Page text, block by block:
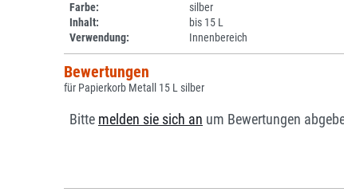
Farbe: silber
Inhalt:
bis 15 L
Verwendung:
Innenbereich
Bewertungen
für Papierkorb Metall 15 L silber
Bitte melden sie sich an um Bewertungen